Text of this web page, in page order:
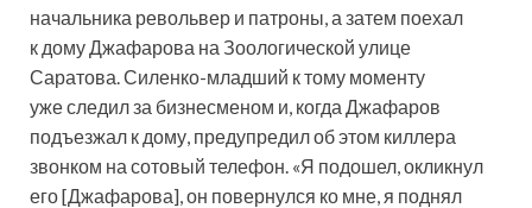
начальника револьвер и патроны, а затем поехал
к дому Джафарова на Зоологической улице
Саратова. Силенко-младший к тому моменту
уже следил за бизнесменом и, когда Джафаров
подъезжал к дому, предупредил об этом киллера
звонком на сотовый телефон. «Я подошел, окликнул
его [Джафарова], он повернулся ко мне, я поднял